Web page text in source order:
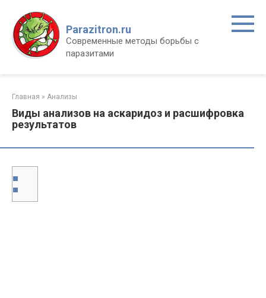
контенту
Parazitron.ru
Современные методы борьбы с
паразитами
Главная » Анализы
Виды анализов на аскаридоз и расшифровка
результатов